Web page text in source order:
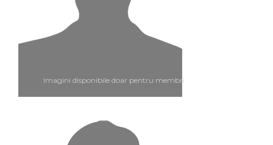
Imagini disponibile doar pentru membri